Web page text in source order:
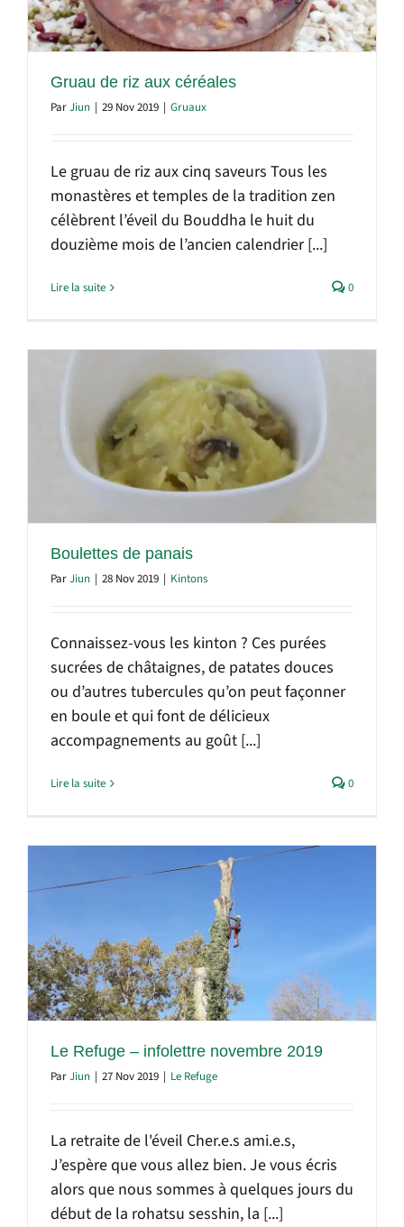
Gruau de riz aux céréales
ParJiun | 29 Nov 2019 | Gruaux
Le gruau de riz aux cinq saveurs Tous les
monastères et temples de la tradition zen
célèbrent l’éveil du Bouddha le huit du
douzième mois de l’ancien calendrier [...]
Lire la suite 0
Boulettes de panais
ParJiun | 28 Nov 2019 | Kintons
Connaissez-vous les kinton ? Ces purées
sucrées de châtaignes, de patates douces
ou d’autres tubercules qu’on peut façonner
en boule et qui font de délicieux
accompagnements au goût [...]
Lire la suite 0
Le Refuge – infolettre novembre 2019
ParJiun | 27 Nov 2019 | Le Refuge
La retraite de l'éveil Cher.e.s ami.e.s,
J’espère que vous allez bien. Je vous écris
alors que nous sommes à quelques jours du
début de la rohatsu sesshin, la [...]